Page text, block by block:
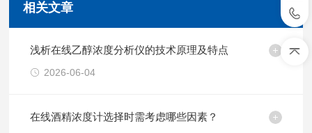
相关文章
浅析在线乙醇浓度分析仪的技术原理及特点
2026-06-04
在线酒精浓度计选择时需考虑哪些因素？